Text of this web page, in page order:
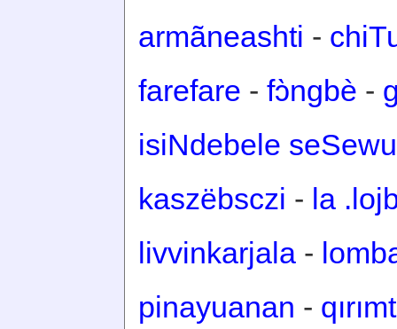
armãneashti -
farefare - fɔ̀ngbè -
isiNdebele
kaszëbsczi - la
livvinkarjala -
pinayuanan -